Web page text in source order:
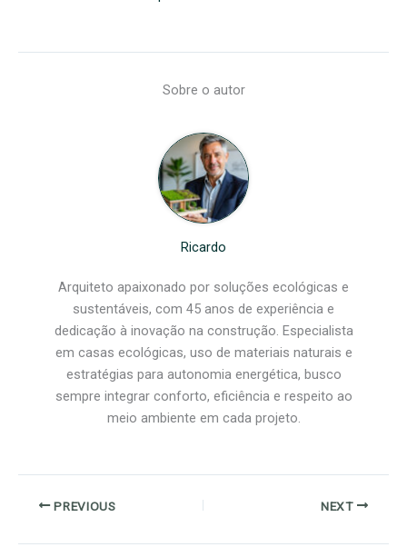
Sobre o autor
Ricardo
Arquiteto apaixonado por soluções ecológicas e
sustentáveis, com 45 anos de experiência e
dedicação à inovação na construção. Especialista
em casas ecológicas, uso de materiais naturais e
estratégias para autonomia energética, busco
sempre integrar conforto, eficiência e respeito ao
meio ambiente em cada projeto.
PREVIOUS NEXT